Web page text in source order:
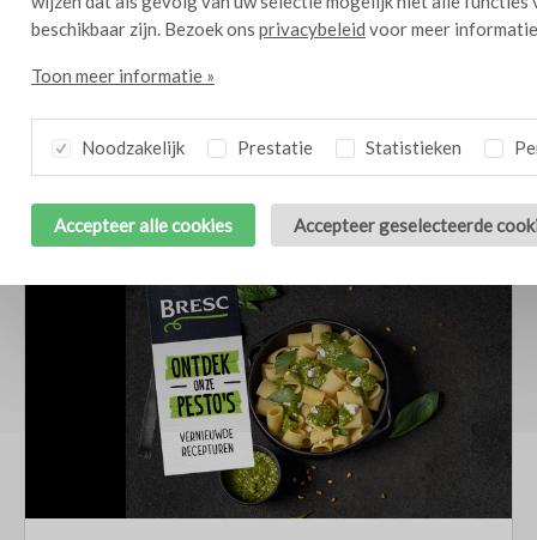
beschikbaar zijn. Bezoek ons privacybeleid voor meer
Toon meer informatie »
Noodzakelijk Prestatie Statistieken
Accepteer alle cookies Accepteer geselecteerde
Blijf op de hoogte
van de laatste Bresc ontwikkelingen